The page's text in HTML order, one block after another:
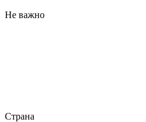
Не важно
Страна